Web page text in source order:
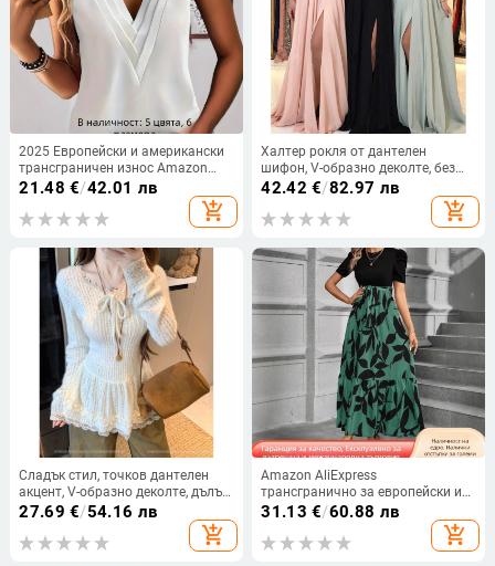
2025 Европейски и американски
трансграничен износ Amazon
Tiktok Доставка Чист цветен
многослоен V-образен деколте
голям размер дамски жилет
21.48 €/42.01 лв
add_shopping_cart
Халтер рокля от дантелен
шифон, V-образно деколте, без
ръкави, дълга рокля А-линия с
42.42 €/82.97 лв
add_shopping_cart
Сладък стил, точков дантелен
акцент, V-образно деколте, дълъг
ръкав, дамска тениска за есен-
зима, стяга талията и оформя
силуета, A-линия топ
27.69 €/54.16 лв
add_shopping_cart
Amazon AliExpress
трансгранично за европейски и
американски дамски флорални
принтирани рокли с висока
талия, модни и елегантни
31.13 €/60.88 лв
add_shopping_cart